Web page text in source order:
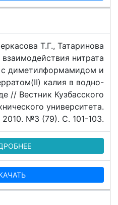
Т.Г., Татаринова
нитрата
с диметилформамидом и
калия в водно-
// Вестник Кузбасского
университета.
2010. №3 (79). C. 101-103.